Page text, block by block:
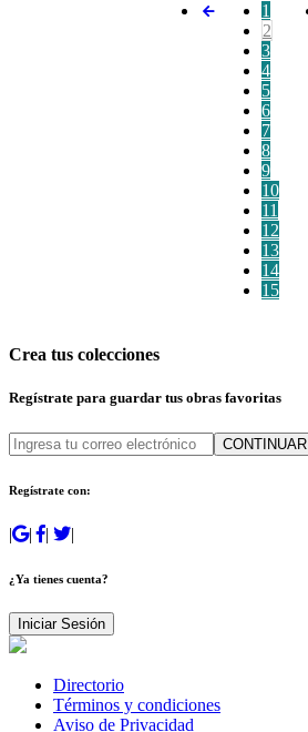
1
2
3
4
5
6
7
8
9
10
11
12
13
14
15
Crea tus colecciones
Regístrate para guardar tus obras favoritas
CONTINUAR
Regístrate con:
| | | |
¿Ya tienes cuenta?
Iniciar Sesión
Directorio
Términos y condiciones
Aviso de Privacidad